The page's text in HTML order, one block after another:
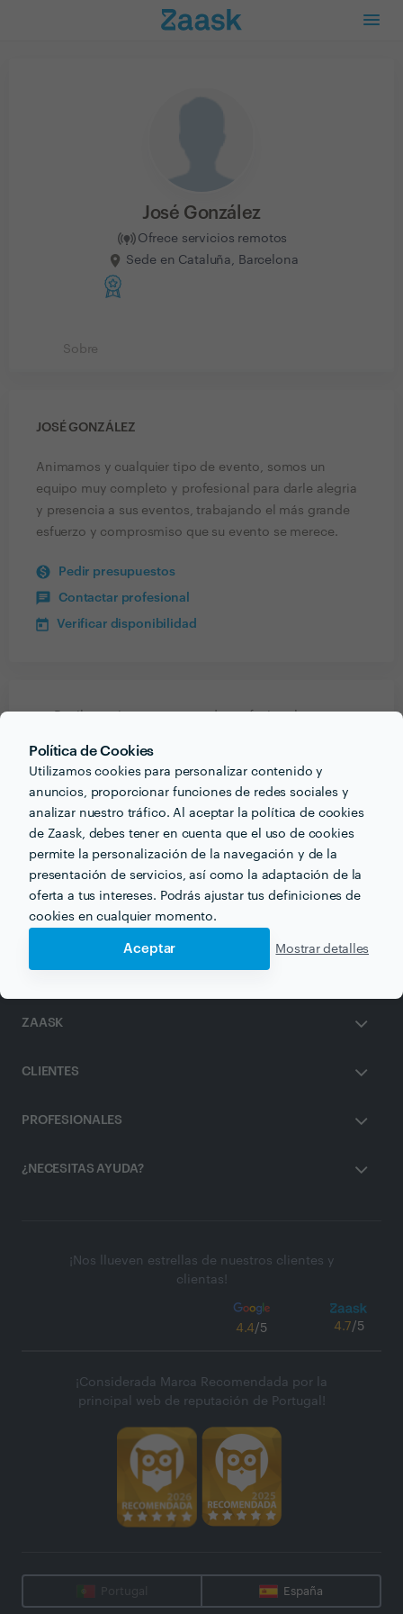
Política de Cookies
Utilizamos cookies para personalizar contenido y
anuncios, proporcionar funciones de redes sociales y
analizar nuestro tráfico. Al aceptar la política de cookies
de Zaask, debes tener en cuenta que el uso de cookies
permite la personalización de la navegación y de la
presentación de servicios, así como la adaptación de la
oferta a tus intereses. Podrás ajustar tus definiciones de
cookies en cualquier momento.
Aceptar Mostrar detalles
José González
Ofrece servicios remotos
Sede en Cataluña, Barcelona
Sobre
JOSÉ GONZÁLEZ
Animamos y cualquier tipo de evento, somos un
equipo muy completo y profesional para darle alegria
y presencia a sus eventos, trabajando el más grande
esfuerzo y comprosmiso que su evento se merece.
Pedir presupuestos
Contactar profesional
Verificar disponibilidad
Otros servicios proporcionados por
Payasos en barcelona
ZAASK
CLIENTES
PROFESIONALES
¿NECESITAS AYUDA?
¡Nos llueven estrellas de nuestros clientes y
clientas!
4.4/5 4.7/5
¡Considerada Marca Recomendada por la
principal web de reputación de Portugal!
Portugal España